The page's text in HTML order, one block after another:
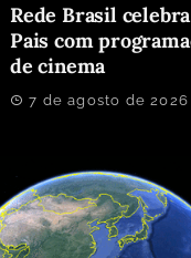
Rede Brasil
Pais com
de cinema
7 de agosto de 2026